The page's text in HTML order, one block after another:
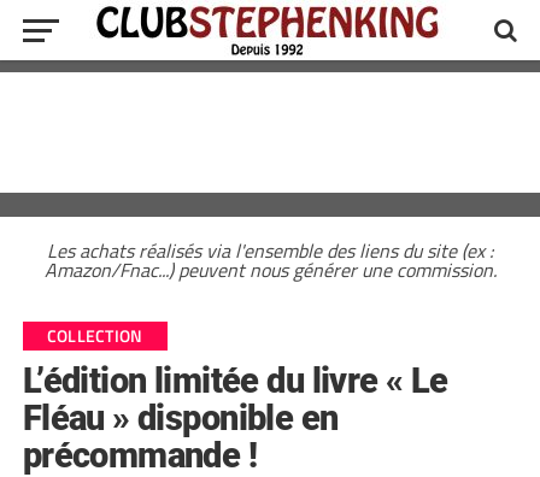
Les achats réalisés via l'ensemble des liens du site (ex :
Amazon/Fnac...) peuvent nous générer une commission.
COLLECTION
L’édition limitée du livre « Le
Fléau » disponible en
précommande !